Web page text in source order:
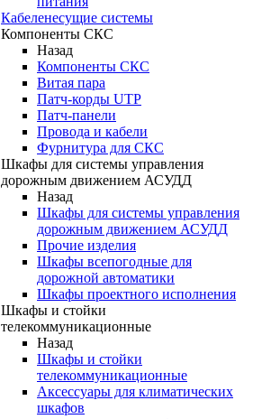
Кабеленесущие системы
Компоненты СКС
Назад
Компоненты СКС
Витая пара
Патч-корды UTP
Патч-панели
Провода и кабели
Фурнитура для СКС
Шкафы для системы управления
дорожным движением АСУДД
Назад
Шкафы для системы управления
дорожным движением АСУДД
Прочие изделия
Шкафы всепогодные для
дорожной автоматики
Шкафы проектного исполнения
Шкафы и стойки
телекоммуникационные
Назад
Шкафы и стойки
телекоммуникационные
Аксессуары для климатических
шкафов